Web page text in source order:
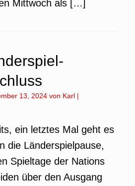
Mittwoch als […]
13, 2024 von Karl |
ein letztes Mal geht es
die Länderspielpause,
Spieltage der Nations
über den Ausgang